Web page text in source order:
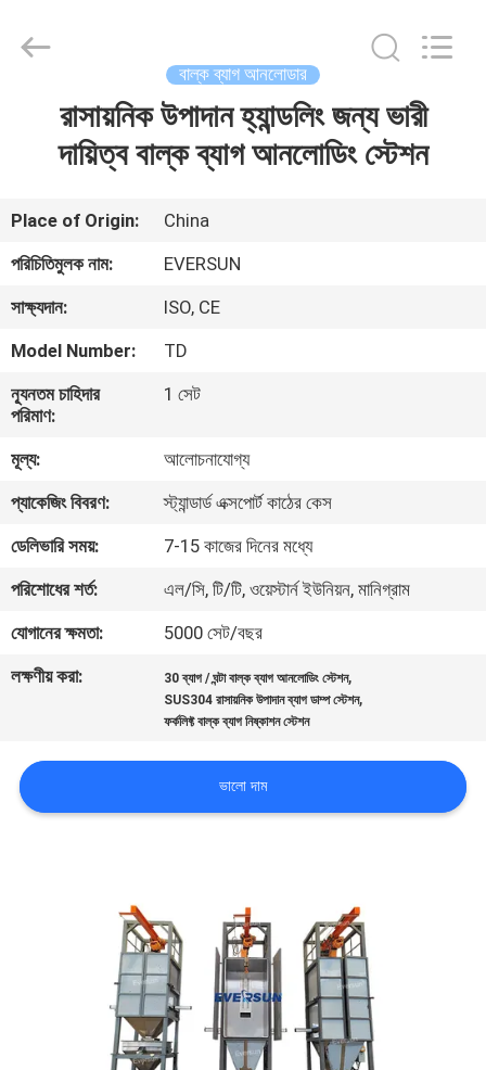
VR
প্রদর্শন
আমাদের
সম্পর্কে
কারখানা
ভ্রমণ
মান
নিয়ন্ত্রণ
যোগাযোগ
উদ্ধৃতির
বাল্ক ব্যাগ আনলোডার
রাসায়নিক উপাদান হ্যান্ডলিং জন্য ভারী
দায়িত্ব বাল্ক ব্যাগ আনলোডিং স্টেশন
Place of Origin:
China
পরিচিতিমুলক নাম:
EVERSUN
সাক্ষ্যদান:
ISO, CE
Model Number:
TD
ন্যূনতম চাহিদার
পরিমাণ:
1 সেট
মূল্য:
আলোচনাযোগ্য
প্যাকেজিং বিবরণ:
স্ট্যান্ডার্ড এক্সপোর্ট কাঠের কেস
ডেলিভারি সময়:
7-15 কাজের দিনের মধ্যে
পরিশোধের শর্ত:
এল/সি, টি/টি, ওয়েস্টার্ন ইউনিয়ন, মানিগ্রাম
যোগানের ক্ষমতা:
5000 সেট/বছর
লক্ষণীয় করা:
30 ব্যাগ / ঘন্টা বাল্ক ব্যাগ আনলোডিং স্টেশন,
SUS304 রাসায়নিক উপাদান ব্যাগ ডাম্প স্টেশন,
ফর্কলিফ্ট বাল্ক ব্যাগ নিষ্কাশন স্টেশন
ভালো দাম